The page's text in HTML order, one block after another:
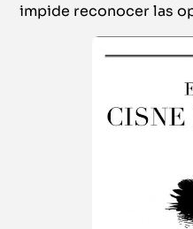
impide reconocer las